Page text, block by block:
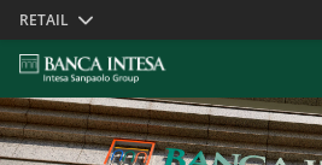
Skiplinks
RETAIL